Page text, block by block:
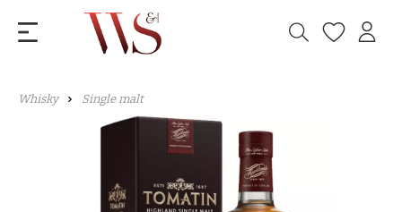
Whisky Single malt